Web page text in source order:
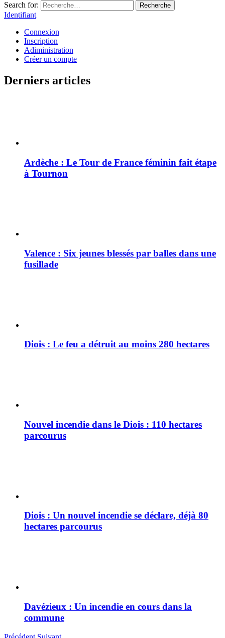
Search for:
Recherche
Identifiant
Connexion
Inscription
Adiministration
Créer un compte
Derniers articles
Ardèche : Le Tour de France féminin fait étape
à Tournon
Valence : Six jeunes blessés par balles dans une
fusillade
Diois : Le feu a détruit au moins 280 hectares
Nouvel incendie dans le Diois : 110 hectares
parcourus
Diois : Un nouvel incendie se déclare, déjà 80
hectares parcourus
Davézieux : Un incendie en cours dans la
commune